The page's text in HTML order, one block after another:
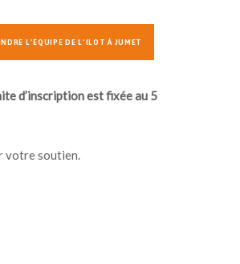
L’ÉQUIPE DE L’ILOT À JUMET
d’inscription est fixée au 5
votre soutien.